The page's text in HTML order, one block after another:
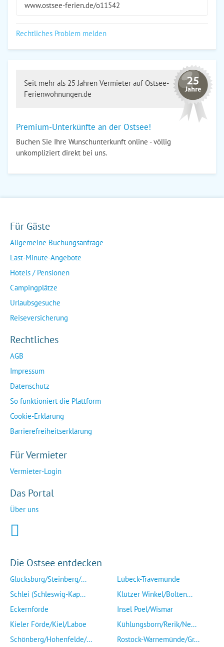
www.ostsee-ferien.de/o11542
Rechtliches Problem melden
Seit mehr als 25 Jahren Vermieter auf Ostsee-
Ferienwohnungen.de
Premium-Unterkünfte an der Ostsee!
Buchen Sie Ihre Wunschunterkunft online - völlig
unkompliziert direkt bei uns.
Für Gäste
Allgemeine Buchungsanfrage
Last-Minute-Angebote
Hotels / Pensionen
Campingplätze
Urlaubsgesuche
Reiseversicherung
Rechtliches
AGB
Impressum
Datenschutz
So funktioniert die Plattform
Cookie-Erklärung
Barrierefreiheitserklärung
Für Vermieter
Vermieter-Login
Das Portal
Über uns
Die Ostsee entdecken
Glücksburg/Steinberg/...
Schlei (Schleswig-Kap...
Eckernförde
Kieler Förde/Kiel/Laboe
Schönberg/Hohenfelde/...
Lübeck-Travemünde
Klützer Winkel/Bolten...
Insel Poel/Wismar
Kühlungsborn/Rerik/Ne...
Rostock-Warnemünde/Gr...